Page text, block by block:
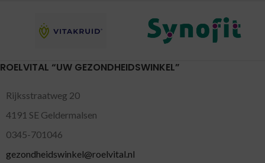
ROELVITAL “UW GEZONDHEIDSWINKEL”
Rijksstraatweg 20
4191 SE Geldermalsen
0345-701046
gezondheidswinkel@roelvital.nl